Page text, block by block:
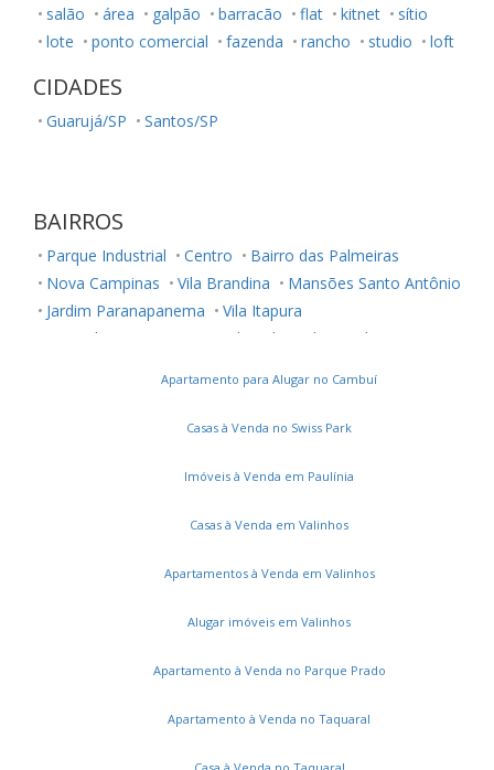
salão
área galpão barracão flat kitnet
sítio
lote
ponto comercial fazenda rancho studio loft
CIDADES
Guarujá/SP Santos/SP
BAIRROS
Parque Industrial Centro
Bairro das Palmeiras
Nova Campinas
Vila Brandina
Mansões Santo Antônio
Jardim Paranapanema
Vila Itapura
Fazenda São Quirino
Jardim Chapadão
Vila João Jorge
Loteamento Alphaville Campinas
Apartamento para Alugar no Cambuí
Casas à Venda no Swiss Park
Imóveis à Venda em Paulínia
Casas à Venda em Valinhos
Apartamentos à Venda em Valinhos
Alugar imóveis em Valinhos
Apartamento à Venda no Parque Prado
Apartamento à Venda no Taquaral